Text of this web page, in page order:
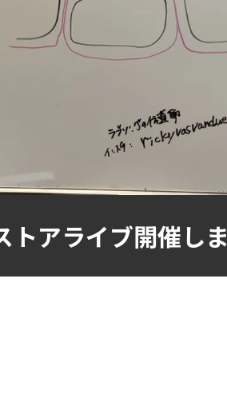
トアライブ開催し